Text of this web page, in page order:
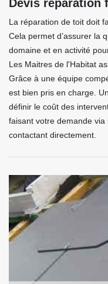
Devis réparation
La réparation de toit doit
Cela permet d’assurer la
domaine et en activité
Les Maitres de l'Habitat
Grâce à une équipe
est bien pris en charge.
définir le coût des
faisant votre demande
contactant directement.